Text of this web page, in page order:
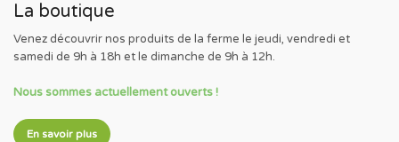
La boutique
Venez découvrir nos produits de la ferme le jeudi, vendredi et
samedi de 9h à 18h et le dimanche de 9h à 12h.
Nous sommes actuellement ouverts !
En savoir plus